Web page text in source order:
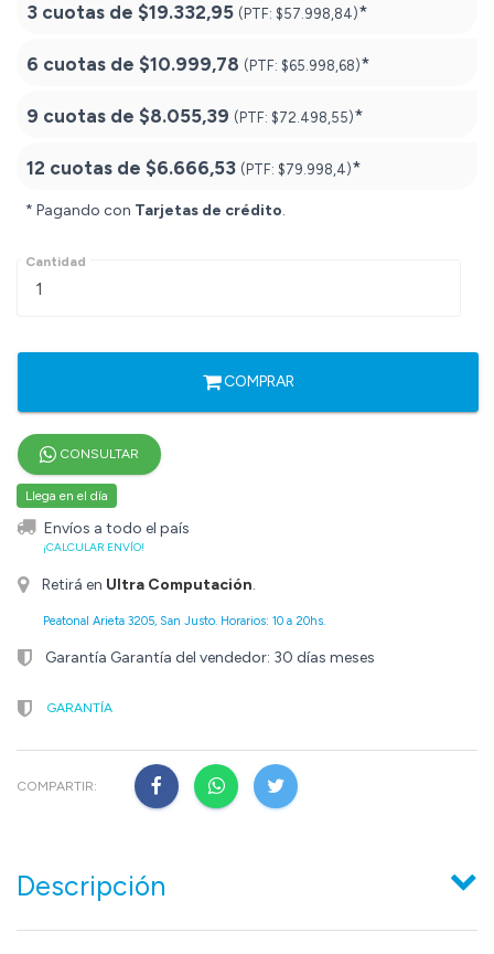
3 cuotas de $19.332,95 (PTF: $57.998,84)*
6 cuotas de $10.999,78 (PTF: $65.998,68)*
9 cuotas de $8.055,39 (PTF: $72.498,55)*
12 cuotas de $6.666,53 (PTF: $79.998,4)*
* Pagando con Tarjetas de crédito.
Cantidad
COMPRAR
CONSULTAR
Llega en el día
Envíos a todo el país
¡CALCULAR ENVÍO!
Retirá en Ultra Computación.
Peatonal Arieta 3205, San Justo. Horarios: 10 a 20hs.
Garantía Garantía del vendedor: 30 días meses
GARANTÍA
COMPARTIR:
Descripción